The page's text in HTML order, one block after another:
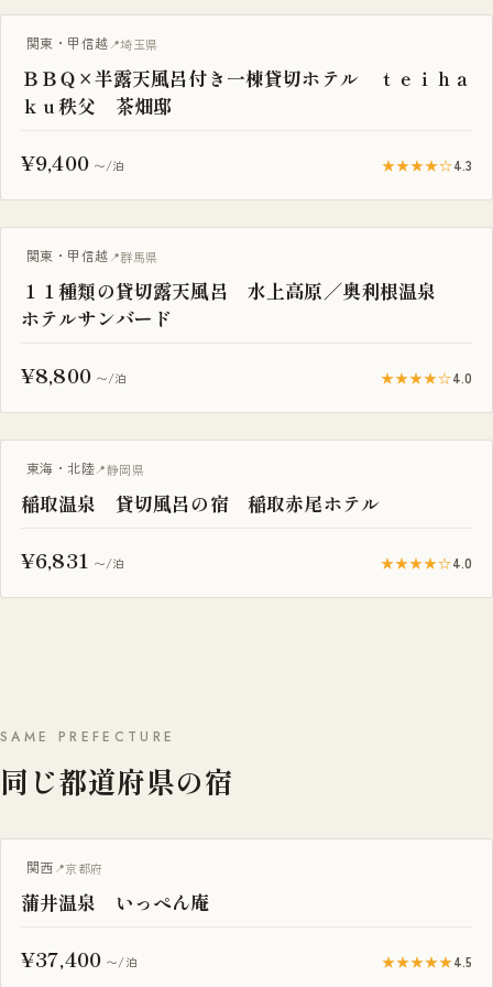
BBQ・焚き火
関東・甲信越 埼玉県
ＢＢＱ×半露天風呂付き一棟貸切ホテル ｔｅｉｈａ
ｋｕ秩父 茶畑邸
¥9,400 〜/泊 ★★★★☆4.3
一棟貸し
関東・甲信越 群馬県
１１種類の貸切露天風呂 水上高原／奥利根温泉
ホテルサンバード
¥8,800 〜/泊 ★★★★☆4.0
一棟貸し
東海・北陸 静岡県
稲取温泉 貸切風呂の宿 稲取赤尾ホテル
¥6,831 〜/泊 ★★★★☆4.0
SAME PREFECTURE
同じ都道府県の宿
関西 京都府
蒲井温泉 いっぺん庵
¥37,400 〜/泊 ★★★★★4.5